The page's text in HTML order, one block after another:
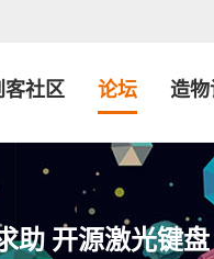
客社区 论坛 造物
助 开源激光键